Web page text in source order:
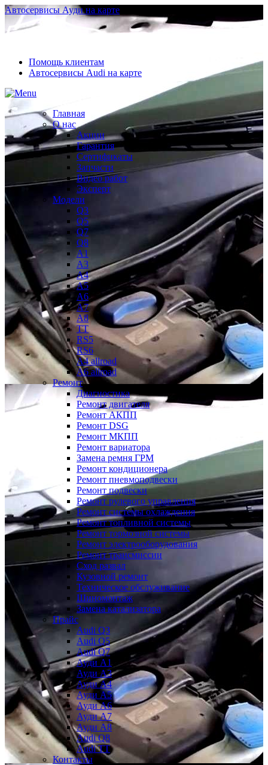
Автосервисы Ауди на карте
Помощь клиентам
Автосервисы Audi на карте
Главная
О нас
Акции
Гарантия
Сертификаты
Запчасти
Видео работ
Эксперт
Модели
Q3
Q5
Q7
Q8
A1
A3
A4
A5
A6
A7
A8
TT
RS5
RS6
A4 allroad
A6 allroad
Ремонт
Диагностика
Ремонт двигателя
Ремонт АКПП
Ремонт DSG
Ремонт МКПП
Ремонт вариатора
Замена ремня ГРМ
Ремонт кондиционера
Ремонт пневмоподвески
Ремонт подвески
Ремонт рулевого управления
Ремонт системы охлаждения
Ремонт топливной системы
Ремонт тормозной системы
Ремонт электрооборудования
Ремонт трансмиссии
Сход развал
Кузовной ремонт
Техническое обслуживание
Шиномонтаж
Замена катализатора
Прайс
Audi Q3
Audi Q5
Audi Q7
Ауди А1
Ауди А3
Ауди А4
Ауди A5
Ауди А6
Ауди А7
Ауди A8
Audi Q8
Audi TT
Контакты